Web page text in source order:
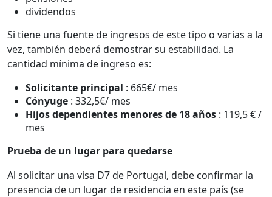
dividendos
Si tiene una fuente de ingresos de este tipo o varias a la
vez, también deberá demostrar su estabilidad. La
cantidad mínima de ingreso es:
Solicitante principal : 665€/ mes
Cónyuge : 332,5€/ mes
Hijos dependientes menores de 18 años : 119,5 € /
mes
Prueba de un lugar para quedarse
Al solicitar una visa D7 de Portugal, debe confirmar la
presencia de un lugar de residencia en este país (se